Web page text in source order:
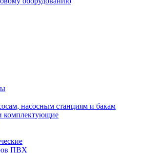
насосным станциям и бакам
комплектующие
ПВХ